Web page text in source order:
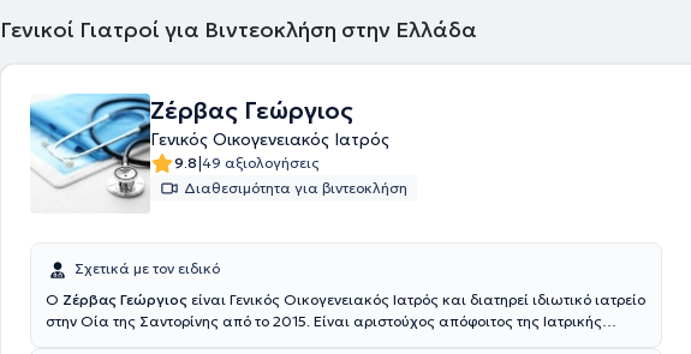
Γενικοί Γιατροί για Βιντεοκλήση στην Ελλάδα
Ζέρβας Γεώργιος
Γενικός Οικογενειακός Ιατρός
9.8|49 αξιολογήσεις
Διαθεσιμότητα για βιντεοκλήση
Σχετικά με τον ειδικό
Ο Ζέρβας Γεώργιος είναι Γενικός Οικογενειακός Ιατρός και διατηρεί ιδιωτικό ιατρείο
στην Οία της Σαντορίνης από το 2015. Είναι αριστούχος απόφοιτος της Ιατρικής